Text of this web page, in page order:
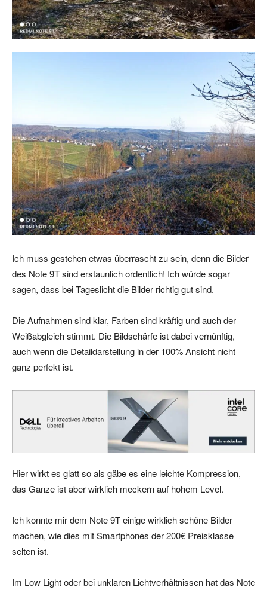
Ich muss gestehen etwas überrascht zu sein, denn die Bilder
des Note 9T sind erstaunlich ordentlich! Ich würde sogar
sagen, dass bei Tageslicht die Bilder richtig gut sind.
Die Aufnahmen sind klar, Farben sind kräftig und auch der
Weißabgleich stimmt. Die Bildschärfe ist dabei vernünftig,
auch wenn die Detaildarstellung in der 100% Ansicht nicht
ganz perfekt ist.
Hier wirkt es glatt so als gäbe es eine leichte Kompression,
das Ganze ist aber wirklich meckern auf hohem Level.
Ich konnte mir dem Note 9T einige wirklich schöne Bilder
machen, wie dies mit Smartphones der 200€ Preisklasse
selten ist.
Im Low Light oder bei unklaren Lichtverhältnissen hat das Note